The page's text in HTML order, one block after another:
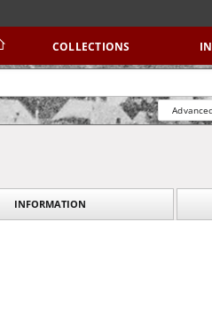
COLLECTIONS
INFORMATION